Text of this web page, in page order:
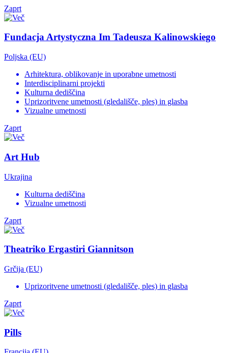
Zaprt
Fundacja Artystyczna Im Tadeusza Kalinowskiego
Poljska (EU)
Arhitektura, oblikovanje in uporabne umetnosti
Interdisciplinarni projekti
Kulturna dediščina
Uprizoritvene umetnosti (gledališče, ples) in glasba
Vizualne umetnosti
Zaprt
Art Hub
Ukrajina
Kulturna dediščina
Vizualne umetnosti
Zaprt
Theatriko Ergastiri Giannitson
Grčija (EU)
Uprizoritvene umetnosti (gledališče, ples) in glasba
Zaprt
Pills